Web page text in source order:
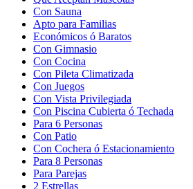
Con Sauna
Apto para Familias
Económicos ó Baratos
Con Gimnasio
Con Cocina
Con Pileta Climatizada
Con Juegos
Con Vista Privilegiada
Con Piscina Cubierta ó Techada
Para 6 Personas
Con Patio
Con Cochera ó Estacionamiento
Para 8 Personas
Para Parejas
2 Estrellas